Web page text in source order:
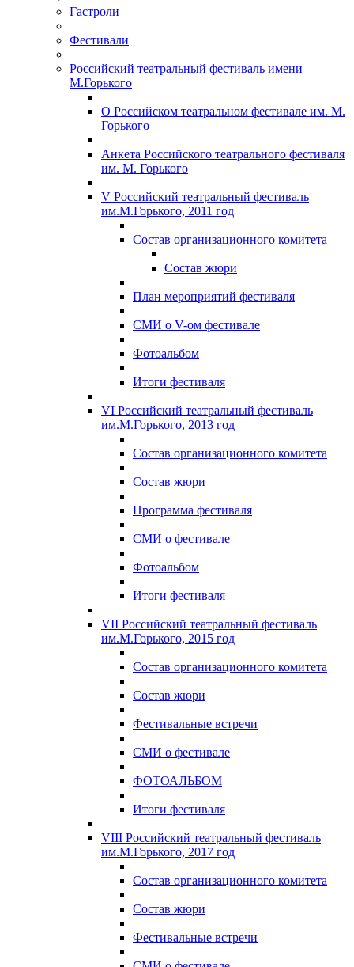
Гастроли
Фестивали
Российский театральный фестиваль имени
М.Горького
О Российском театральном фестивале им. М.
Горького
Анкета Российского театрального фестиваля
им. М. Горького
V Российский театральный фестиваль
им.М.Горького, 2011 год
Состав организационного комитета
Состав жюри
План мероприятий фестиваля
СМИ о V-ом фестивале
Фотоальбом
Итоги фестиваля
VI Российский театральный фестиваль
им.М.Горького, 2013 год
Состав организационного комитета
Состав жюри
Программа фестиваля
СМИ о фестивале
Фотоальбом
Итоги фестиваля
VII Российский театральный фестиваль
им.М.Горького, 2015 год
Состав организационного комитета
Состав жюри
Фестивальные встречи
СМИ о фестивале
ФОТОАЛЬБОМ
Итоги фестиваля
VIII Российский театральный фестиваль
им.М.Горького, 2017 год
Состав организационного комитета
Состав жюри
Фестивальные встречи